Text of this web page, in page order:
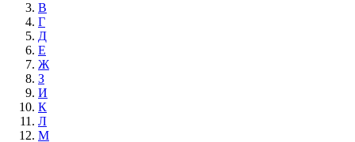
В
Г
Д
Е
Ж
З
И
К
Л
М